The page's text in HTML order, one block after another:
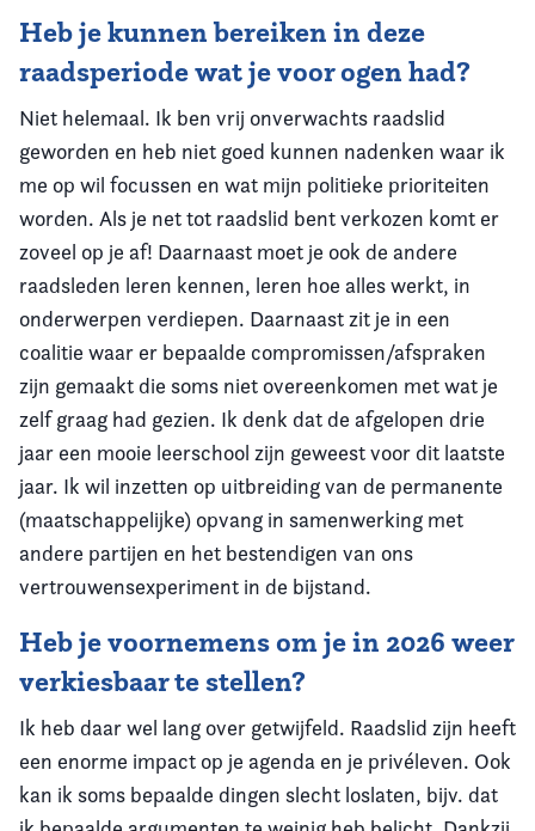
Heb je kunnen bereiken in deze
raadsperiode wat je voor ogen had?
Niet helemaal. Ik ben vrij onverwachts raadslid
geworden en heb niet goed kunnen nadenken waar ik
me op wil focussen en wat mijn politieke prioriteiten
worden. Als je net tot raadslid bent verkozen komt er
zoveel op je af! Daarnaast moet je ook de andere
raadsleden leren kennen, leren hoe alles werkt, in
onderwerpen verdiepen. Daarnaast zit je in een
coalitie waar er bepaalde compromissen/afspraken
zijn gemaakt die soms niet overeenkomen met wat je
zelf graag had gezien. Ik denk dat de afgelopen drie
jaar een mooie leerschool zijn geweest voor dit laatste
jaar. Ik wil inzetten op uitbreiding van de permanente
(maatschappelijke) opvang in samenwerking met
andere partijen en het bestendigen van ons
vertrouwensexperiment in de bijstand.
Heb je voornemens om je in 2026 weer
verkiesbaar te stellen?
Ik heb daar wel lang over getwijfeld. Raadslid zijn heeft
een enorme impact op je agenda en je privéleven. Ook
kan ik soms bepaalde dingen slecht loslaten, bijv. dat